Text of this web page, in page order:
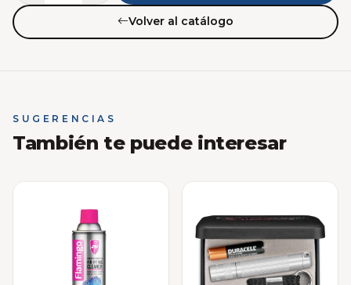
Volver al catálogo
SUGERENCIAS
También te puede interesar